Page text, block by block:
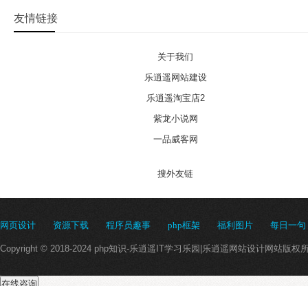
友情链接
关于我们
乐逍遥网站建设
乐逍遥淘宝店2
紫龙小说网
一品威客网
搜外友链
网页设计 资源下载 程序员趣事 php框架 福利图片 每日一句
Copyright © 2018-2024 php知识-乐逍遥IT学习乐园|乐逍遥网站设计网站版权